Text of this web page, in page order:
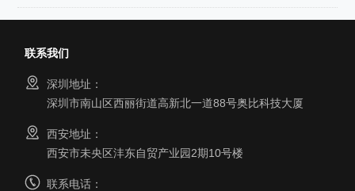
联系我们
深圳地址：
深圳市南山区西丽街道高新北一道88号奥比科技大厦
西安地址：
西安市未央区沣东自贸产业园2期10号楼
联系电话：